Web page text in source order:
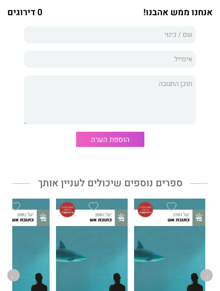
לסן־פרנסיסקו הצבעונית והעליזה של סוף שנות השבעים; קלרה
המסוכן שבין מציאות לפנטזיה; דניאל המחושב נחוש להאמין רק
להתערער; וּוריה השקדנית מתמסרת למחקר על אריכות ימים, עד
שלאט לאט נפערים סדקים במרקם חייה, ומבעדם מבצבצים הסודות
קלואי בנג׳מיןסיפור עמוק ומלא רגש על טבעה של אמונה ועל
אנחנו ממש אהבנו! 0 דירוגים
הוספת הערה
ספרים נוספים שיכולים לעניין אותך